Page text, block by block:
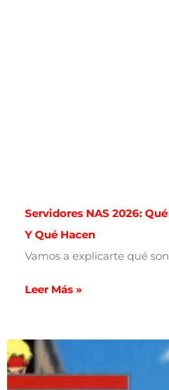
Servidores NAS 2026:
Y Qué Hacen
Vamos a explicarte qué
Leer Más »